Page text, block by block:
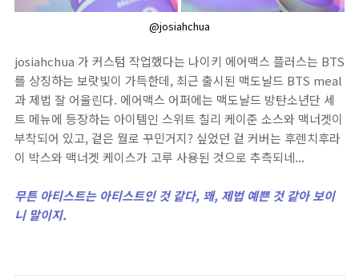
@josiahchua
josiahchua 가 커스텀 작업했다는 나이키 에어맥스 플러스는 BTS
를 상징하는 보랏빛이 가득한데, 최근 출시된 맥도날드 BTS meal
과 제법 잘 어울린다. 에어맥스 어퍼에는 맥도날드 방탄소년단 세
트 메뉴에 등장하는 아이템인 스위트 칠리 케이준 소스와 맥너겟이
부착되어 있고, 겉은 뭘로 꾸민거지? 싶었던 겉 커버는 후렌치후라
이 박스와 맥너겟 케이스가 고루 사용된 것으로 추측되네...
무튼 아티스트는 아티스트인 것 같다, 꽤, 제법 예쁜 것 같아 보이
니 말이지.